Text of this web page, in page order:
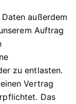
außerdem
Auftrag
zu entlasten.
Vertrag
Das